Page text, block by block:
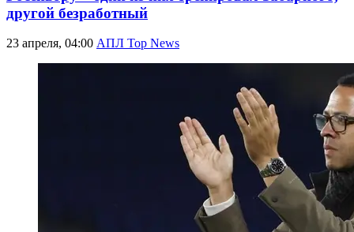
другой безработный
23 апреля, 04:00 АПЛ Top News